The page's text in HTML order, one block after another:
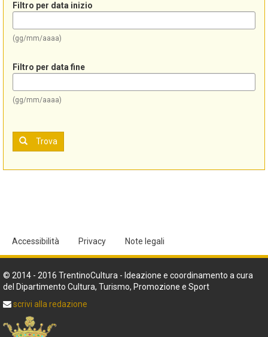
Filtro per data inizio
(gg/mm/aaaa)
Filtro per data fine
(gg/mm/aaaa)
Trova
Accessibilità Privacy Note legali
© 2014 - 2016 TrentinoCultura - Ideazione e coordinamento a cura
del Dipartimento Cultura, Turismo, Promozione e Sport
scrivi alla redazione